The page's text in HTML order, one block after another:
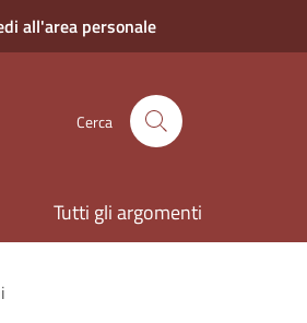
all'area personale
Cerca
Tutti gli argomenti